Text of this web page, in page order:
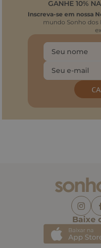
GANHE 10%
Inscreva-se em nossa
mundo Sonho dos
Baixe